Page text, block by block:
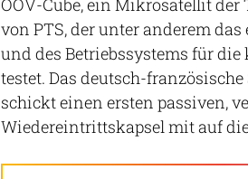
von PTS, der unter anderem
und des Betriebssystems für
testet. Das deutsch-
schickt einen ersten passiven,
Wiedereintrittskapsel mit auf